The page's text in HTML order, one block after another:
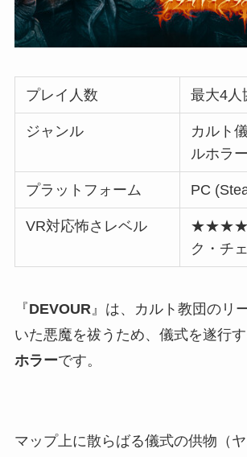
プレイ人数 最大4人
ジャンル
カルト
ルホラー
プラットフォーム PC
VR対応怖さレベル
ク・チ
『DEVOUR』は、カルト教団のリ
いた悪魔を祓うため、儀式を遂行
ホラーです。
マップ上に散らばる儀式の供物（